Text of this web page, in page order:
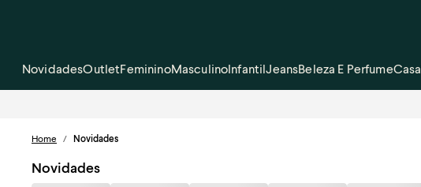
NovidadesOutletFemininoMasculinoInfantilJeansBeleza E PerfumeCasa
Home / Novidades
Novidades